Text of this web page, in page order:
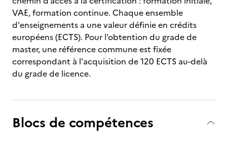
VAE, formation continue. Chaque ensemble
d'enseignements a une valeur définie en crédits
européens (ECTS). Pour l’obtention du grade de
master, une référence commune est fixée
correspondant à l'acquisition de 120 ECTS au-delà
du grade de licence.
Blocs de compétences